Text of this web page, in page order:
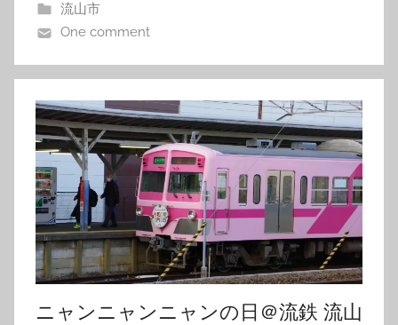
流山市
One comment
ニャンニャンニャンの日＠流鉄 流山